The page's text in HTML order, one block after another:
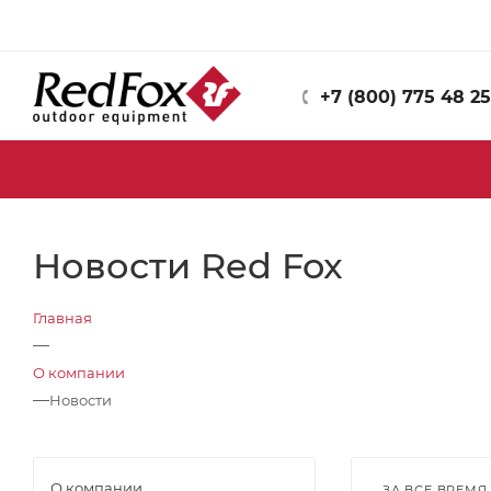
+7 (800) 775 48 25
Новости Red Fox
Главная
—
О компании
—Новости